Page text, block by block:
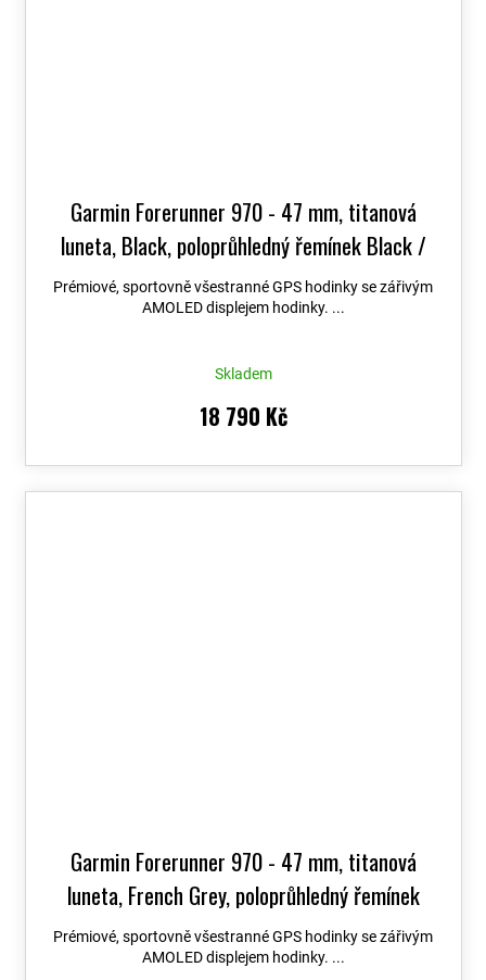
Garmin Forerunner 970 - 47 mm, titanová
luneta, Black, poloprůhledný řemínek Black /
White 010-02969-10+ možnost výměny do 90
dní + Topo Czech PRO Voucher
Prémiové, sportovně všestranné GPS hodinky se zářivým
AMOLED displejem hodinky. ...
Skladem
18 790 Kč
Garmin Forerunner 970 - 47 mm, titanová
luneta, French Grey, poloprůhledný řemínek
French Grey / Indigo 010-02969-12+ možnost
výměny do 90 dní + Topo Czech PRO Voucher
Prémiové, sportovně všestranné GPS hodinky se zářivým
AMOLED displejem hodinky. ...